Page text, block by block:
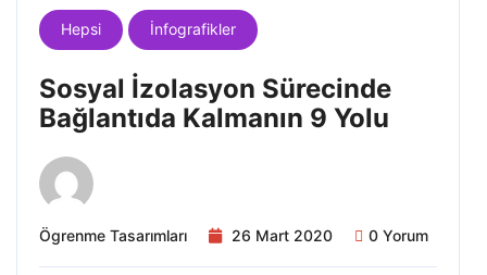
Hepsi İnfografikler
Sosyal İzolasyon Sürecinde
Bağlantıda Kalmanın 9 Yolu
Ögrenme Tasarımları 26 Mart 2020 0 Yorum